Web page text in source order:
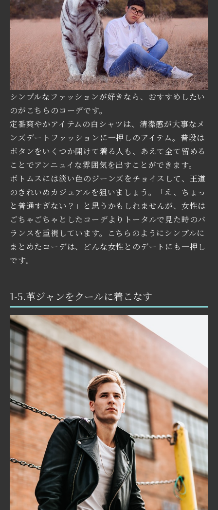
シンプルなファッションが好きなら、おすすめしたい
のがこちらのコーデです。
定番爽やかアイテムの白シャツは、清潔感が大事なメ
ンズデートファッションに一押しのアイテム。普段は
ボタンをいくつか開けて着る人も、あえて全て留める
ことでアンニュイな雰囲気を出すことができます。
ボトムスには淡い色のジーンズをチョイスして、王道
のきれいめカジュアルを狙いましょう。「え、ちょっ
と普通すぎない？」と思うかもしれませんが、女性は
ごちゃごちゃとしたコーデよりトータルで見た時のバ
ランスを重視しています。こちらのようにシンプルに
まとめたコーデは、どんな女性とのデートにも一押し
です。
1-5.革ジャンをクールに着こなす